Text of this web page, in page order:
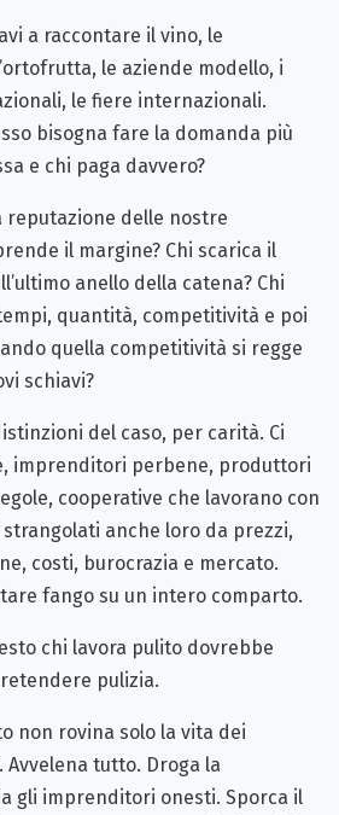
a raccontare il vino, le
le aziende modello, i
le fiere internazionali.
bisogna fare la domanda più
e chi paga davvero?
reputazione delle nostre
il margine? Chi scarica il
anello della catena? Chi
quantità, competitività e poi
quella competitività si regge
schiavi?
del caso, per carità. Ci
imprenditori perbene, produttori
cooperative che lavorano con
anche loro da prezzi,
costi, burocrazia e mercato.
fango su un intero comparto.
chi lavora pulito dovrebbe
pulizia.
non rovina solo la vita dei
tutto. Droga la
gli imprenditori onesti. Sporca il